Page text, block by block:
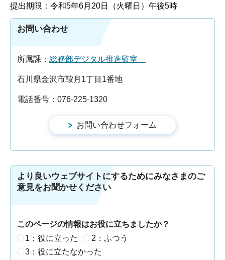
提出期限：令和5年6月20日（火曜日）午後5時
お問い合わせ
所属課： 総務部デジタル推進監室
石川県金沢市鞍月1丁目1番地
電話番号：076-225-1320
より良いウェブサイトにするためにみなさまのご
意見をお聞かせください
このページの情報はお役に立ちましたか？
1：役に立った
2：ふつう
3：役に立たなかった